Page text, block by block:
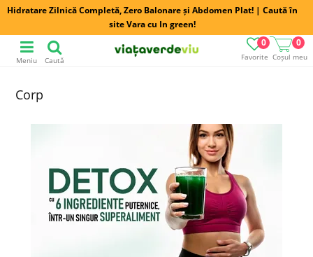
Hidratare Zilnică Completă, Zero Balonare și Abdomen Plat! | Caută în
site Vara cu In green!
Favorite
0
Coșul meu
0
Meniu Caută
Corp